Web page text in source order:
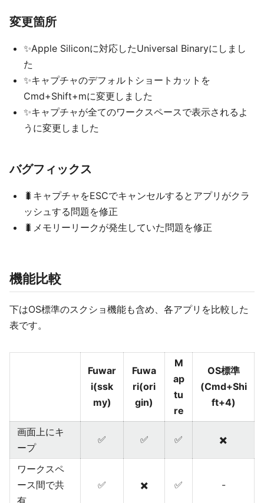
変更箇所
✨Apple Siliconに対応したUniversal Binaryにしまし
た
✨キャプチャのデフォルトショートカットを
Cmd+Shift+mに変更しました
✨キャプチャが全てのワークスペースで表示されるよ
うに変更しました
バグフィックス
🐛キャプチャをESCでキャンセルするとアプリがクラ
ッシュする問題を修正
🐛メモリーリークが発生していた問題を修正
機能比較
下はOS標準のスクショ機能も含め、各アプリを比較した
表です。
Fuwar
i(ssk
my)
Fuwa
ri(ori
gin)
M
ap
tu
re
OS標準
(Cmd+Shi
ft+4)
画面上にキ
ープ
✅ ✅ ✅ ✖️
ワークスペ
ース間で共
✅ ✖️ ✅ -